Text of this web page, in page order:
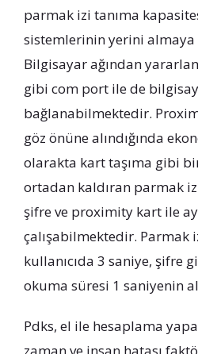
parmak izi tanıma
sistemlerinin yerini
Bilgisayar ağından
gibi com port ile de
bağlanabilmektedir.
göz önüne alındığında
olarakta kart taşıma gibi
ortadan kaldıran parmak
şifre ve proximity kart ile
çalışabilmektedir. Parmak
kullanıcıda 3 saniye, şifre
okuma süresi 1 saniyenin
Pdks, el ile hesaplama